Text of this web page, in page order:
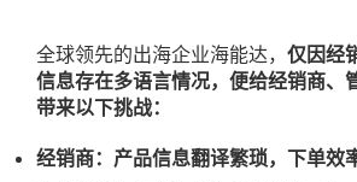
全球领先的出海企业海能达， 仅因经
信息存在多语言情况，便给经销商、
带来以下挑战：
经销商：产品信息翻译繁琐，下单效